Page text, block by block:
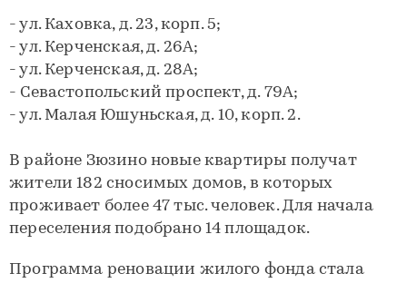
- ул. Каховка, д. 23, корп. 5;
- ул. Керченская, д. 26А;
- ул. Керченская, д. 28А;
- Севастопольский проспект, д. 79А;
- ул. Малая Юшуньская, д. 10, корп. 2.
В районе Зюзино новые квартиры получат
жители 182 сносимых домов, в которых
проживает более 47 тыс. человек. Для начала
переселения подобрано 14 площадок.
Программа реновации жилого фонда стала